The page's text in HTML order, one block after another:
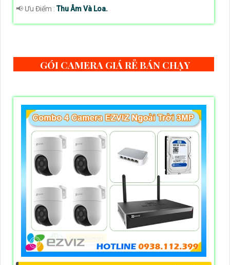
️📢 Ưu Điểm :Thu Âm Và Loa.
GÓI CAMERA GIÁ RẺ BÁN CHẠY